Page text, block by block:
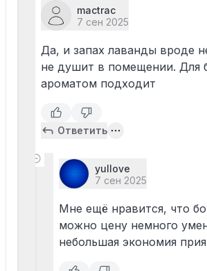
mactrac
7 сен 2025
Да, и запах лаванды вроде
не душит в помещении. Для
ароматом подходит
Ответить
yullove
7 сен 2025
Мне ещё нравится, что
можно цену немного
небольшая экономия